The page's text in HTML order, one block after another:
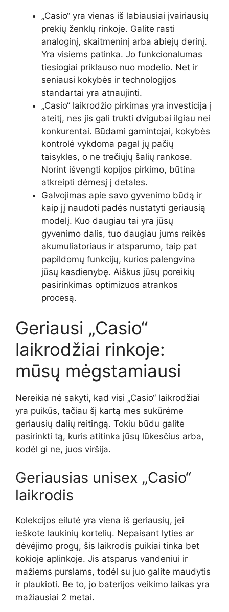
„Casio“ yra vienas iš labiausiai įvairiausių
prekių ženklų rinkoje. Galite rasti
analoginį, skaitmeninį arba abiejų derinį.
Yra visiems patinka. Jo funkcionalumas
tiesiogiai priklauso nuo modelio. Net ir
seniausi kokybės ir technologijos
standartai yra atnaujinti.
„Casio“ laikrodžio pirkimas yra investicija į
ateitį, nes jis gali trukti dvigubai ilgiau nei
konkurentai. Būdami gamintojai, kokybės
kontrolė vykdoma pagal jų pačių
taisykles, o ne trečiųjų šalių rankose.
Norint išvengti kopijos pirkimo, būtina
atkreipti dėmesį į detales.
Galvojimas apie savo gyvenimo būdą ir
kaip jį naudoti padės nustatyti geriausią
modelį. Kuo daugiau tai yra jūsų
gyvenimo dalis, tuo daugiau jums reikės
akumuliatoriaus ir atsparumo, taip pat
papildomų funkcijų, kurios palengvina
jūsų kasdienybę. Aiškus jūsų poreikių
pasirinkimas optimizuos atrankos
procesą.
Geriausi „Casio“
laikrodžiai rinkoje:
mūsų mėgstamiausi
Nereikia nė sakyti, kad visi „Casio“ laikrodžiai
yra puikūs, tačiau šį kartą mes sukūrėme
geriausių dalių reitingą. Tokiu būdu galite
pasirinkti tą, kuris atitinka jūsų lūkesčius arba,
kodėl gi ne, juos viršija.
Geriausias unisex „Casio“
laikrodis
Kolekcijos eilutė yra viena iš geriausių, jei
ieškote laukinių kortelių. Nepaisant lyties ar
dėvėjimo progų, šis laikrodis puikiai tinka bet
kokioje aplinkoje. Jis atsparus vandeniui ir
mažiems purslams, todėl su juo galite maudytis
ir plaukioti. Be to, jo baterijos veikimo laikas yra
mažiausiai 2 metai.